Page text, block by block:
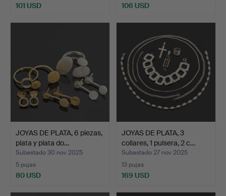
101 USD 106 USD
JOYAS DE PLATA, 6 piezas,
plata y plata do…
Subastado 30 nov 2025
5 pujas
80 USD
JOYAS DE PLATA, 3
collares, 1 pulsera, 2 c…
Subastado 27 nov 2025
13 pujas
169 USD